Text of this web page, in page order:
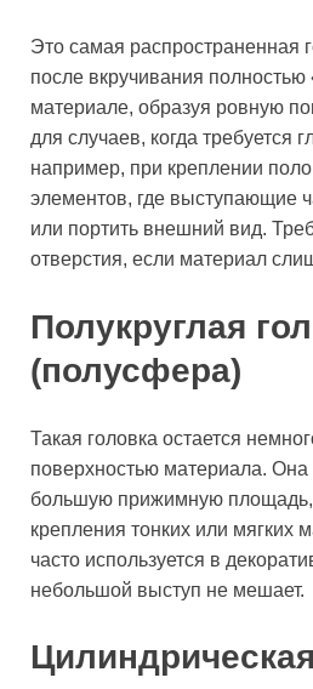
Это самая распространенная
после вкручивания полностью
материале, образуя ровную
для случаев, когда требуется
например, при креплении
элементов, где выступающие
или портить внешний вид.
отверстия, если материал
Полукруглая
(полусфера)
Такая головка остается
поверхностью материала. Она
большую прижимную площадь,
крепления тонких или мягких
часто используется в
небольшой выступ не мешает.